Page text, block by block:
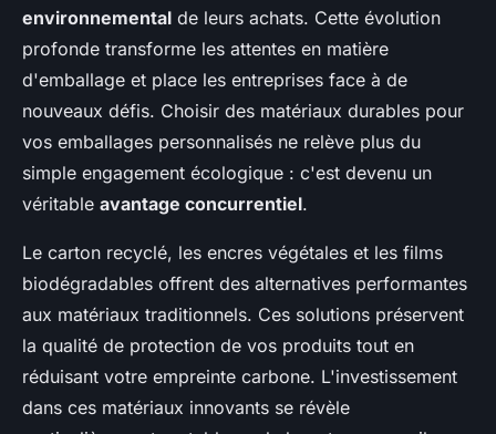
environnemental de leurs achats. Cette évolution
profonde transforme les attentes en matière
d'emballage et place les entreprises face à de
nouveaux défis. Choisir des matériaux durables pour
vos emballages personnalisés ne relève plus du
simple engagement écologique : c'est devenu un
véritable avantage concurrentiel.
Le carton recyclé, les encres végétales et les films
biodégradables offrent des alternatives performantes
aux matériaux traditionnels. Ces solutions préservent
la qualité de protection de vos produits tout en
réduisant votre empreinte carbone. L'investissement
dans ces matériaux innovants se révèle